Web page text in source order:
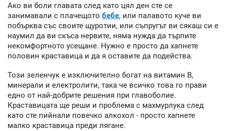
Ако ви боли главата след като цял ден сте се
занимавали с плачещото бебе, или палавото куче ви
побърква със своите щуротии, или съпругът ви сякаш си е
наумил да ви скъса нервите, няма нужда да търпите
некомфортното усещане. Нужно е просто да хапнете
половин краставица и да я оставите да подейства.
Този зеленчук е изключително богат на витамин В,
минерали и електролити, така че всичко това го прави
едно от най-добрите решения при главоболие.
Краставицата ще реши и проблема с махмурлука след
като сте пийнали повечко алкохол - просто хапнете
малко краставица преди лягане.